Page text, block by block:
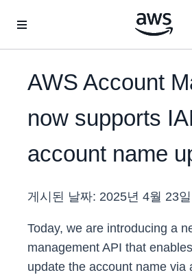
AWS Account
now supports
account name
게시된 날짜: 2025년 4월 23일
Today, we are introducing a
management API that
update the account name via